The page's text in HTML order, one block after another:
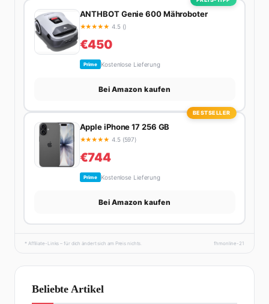
ANTHBOT Genie 600 Mähroboter
★★★★★ 4.5 ()
€450
Prime Kostenlose Lieferung
Bei Amazon kaufen
BESTSELLER
Apple iPhone 17 256 GB
★★★★★ 4.5 (597)
€744
Prime Kostenlose Lieferung
Bei Amazon kaufen
* Affiliate-Links – für dich ändert sich am Preis nichts. fhmonline-21
Beliebte Artikel